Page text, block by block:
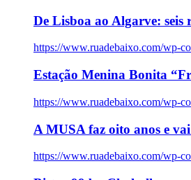
De Lisboa ao Algarve: seis
https://www.ruadebaixo.com/wp-
Estação Menina Bonita
https://www.ruadebaixo.com/wp-
A MUSA faz oito anos e
https://www.ruadebaixo.com/wp-